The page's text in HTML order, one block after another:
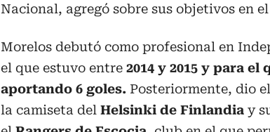
Nacional, agregó sobre sus objetivos en
Morelos debutó como profesional en
el que estuvo entre 2014 y 2015 y para
aportando 6 goles. Posteriormente, dio
la camiseta del Helsinki de Finlandia y